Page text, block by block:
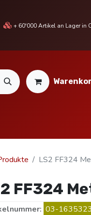
+ 60'000 Artikel an Lager in
LS2 FF324
FF324
03-